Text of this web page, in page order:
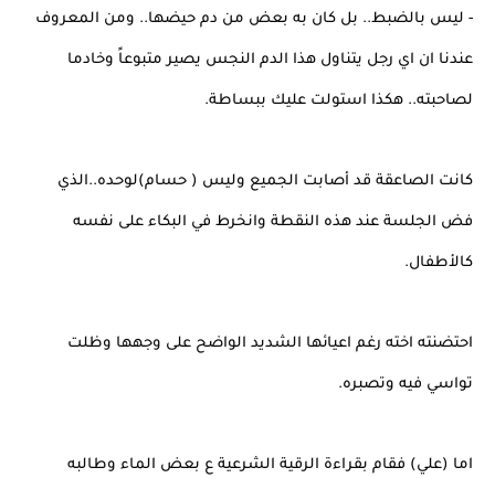
- ليس بالضبط.. بل كان به بعض من دم حيضها.. ومن المعروف
عندنا ان اي رجل يتناول هذا الدم النجس يصير متبوعاً وخادما
لصاحبته.. هكذا استولت عليك ببساطة.
كانت الصاعقة قد أصابت الجميع وليس ( حسام)لوحده..الذي
فض الجلسة عند هذه النقطة وانخرط في البكاء على نفسه
كالأطفال.
احتضنته اخته رغم اعيائها الشديد الواضح على وجهها وظلت
تواسي فيه وتصبره.
اما (علي) فقام بقراءة الرقية الشرعية ع بعض الماء وطالبه